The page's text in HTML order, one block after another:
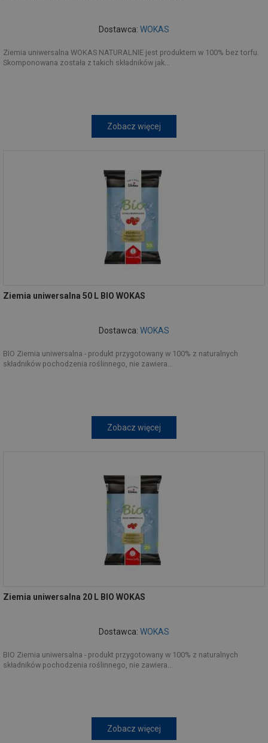
Dostawca: WOKAS
Ziemia uniwersalna WOKAS NATURALNIE jest produktem w 100% bez torfu.
Skomponowana została z takich składników jak...
Zobacz więcej
Ziemia uniwersalna 50 L BIO WOKAS
Dostawca: WOKAS
BIO Ziemia uniwersalna - produkt przygotowany w 100% z naturalnych
składników pochodzenia roślinnego, nie zawiera...
Zobacz więcej
Ziemia uniwersalna 20 L BIO WOKAS
Dostawca: WOKAS
BIO Ziemia uniwersalna - produkt przygotowany w 100% z naturalnych
składników pochodzenia roślinnego, nie zawiera...
Zobacz więcej